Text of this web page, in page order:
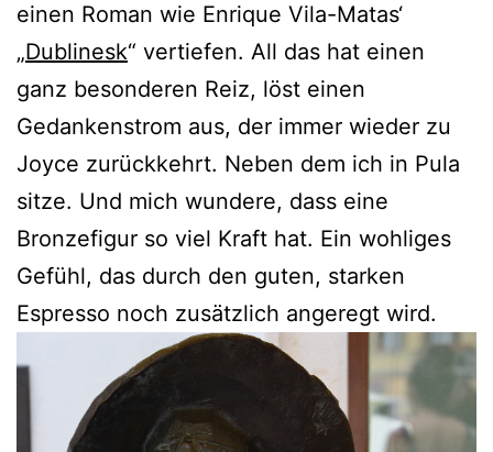
einen Roman wie Enrique Vila-Matas‘
„Dublinesk“ vertiefen. All das hat einen
ganz besonderen Reiz, löst einen
Gedankenstrom aus, der immer wieder zu
Joyce zurückkehrt. Neben dem ich in Pula
sitze. Und mich wundere, dass eine
Bronzefigur so viel Kraft hat. Ein wohliges
Gefühl, das durch den guten, starken
Espresso noch zusätzlich angeregt wird.